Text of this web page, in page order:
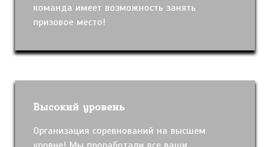
команда имеет возможность занять
призовое место!
Высокий уровень
Организация соревнований на высшем